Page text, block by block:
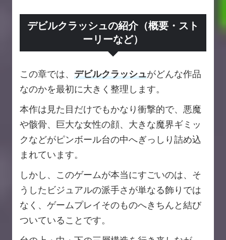
デビルクラッシュの紹介（概要・スト
ーリーなど）
この章では、 デビルクラッシュがどんな作品
なのかを最初に大きく整理します。
本作は見た目だけでもかなり衝撃的で、悪魔
や骸骨、巨大な女性の顔、大きな魔界ギミッ
クなどがピンボール台の中へぎっしり詰め込
まれています。
しかし、このゲームが本当にすごいのは、そ
うしたビジュアルの派手さが単なる飾りでは
なく、ゲームプレイそのものへきちんと結び
ついていることです。